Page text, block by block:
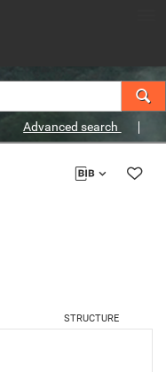
Advanced search
STRUCTURE